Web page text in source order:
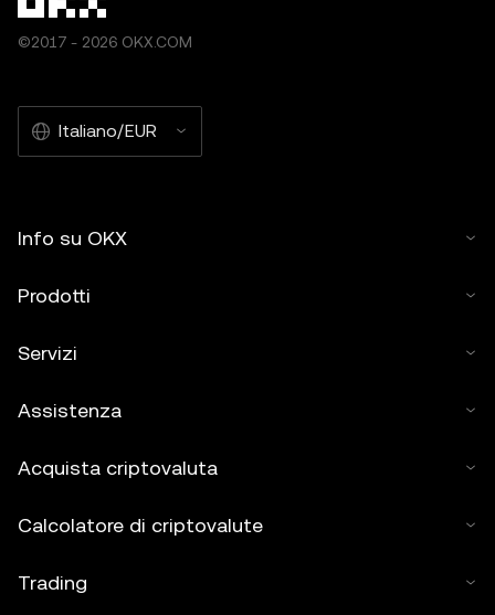
©2017 - 2026 OKX.COM
Italiano/EUR
Info su OKX
Prodotti
Servizi
Assistenza
Acquista criptovaluta
Calcolatore di criptovalute
Trading